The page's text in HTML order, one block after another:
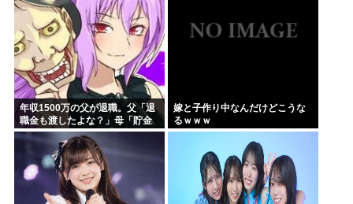
年収1500万の父が退職。父「退
職金も渡したよな？」母「貯金
なんてないよー」父「全部なく
なったの！？」→予想外の返事
に家族騒然となり…
嫁と子作り中なんだけどこうな
るｗｗｗ